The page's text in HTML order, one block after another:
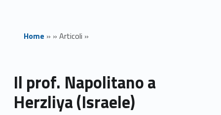
Home » » Articoli »
Il prof. Napolitano a
Herzliya (Israele)